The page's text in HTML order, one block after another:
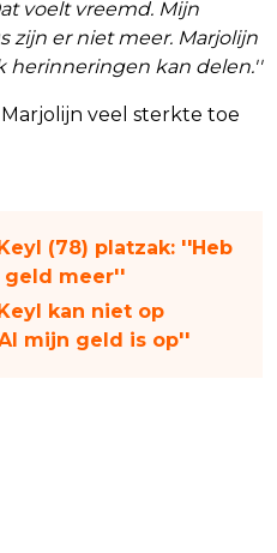
voelt vreemd. Mijn
zijn er niet meer. Marjolijn
herinneringen kan delen.''
veel sterkte toe
(78) platzak: ''Heb
geld meer''
kan niet op
mijn geld is op''